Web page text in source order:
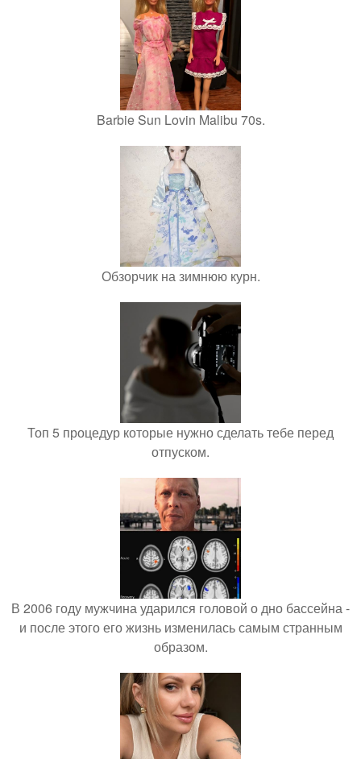
Barbie Sun Lovin Malibu 70s.
Обзорчик на зимнюю курн.
Топ 5 процедур которые нужно сделать тебе перед
отпуском.
В 2006 году мужчина ударился головой о дно бассейна -
и после этого его жизнь изменилась самым странным
образом.